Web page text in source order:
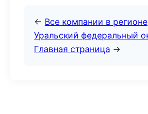
← Все компании в регионе
Уральский федеральный
Главная страница →